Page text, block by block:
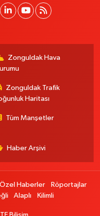
Zonguldak Hava
Zonguldak Trafik
Haritası
Tüm Manşetler
Haber Arşivi
Özel Haberler
Röportajlar
Alaplı Kilimli